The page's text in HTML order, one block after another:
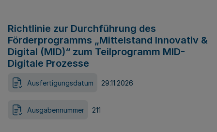
Richtlinie zur Durchführung des
Förderprogramms „Mittelstand Innovativ &
Digital (MID)“ zum Teilprogramm MID-
Digitale Prozesse
Ausfertigungsdatum 29.11.2026
Ausgabennummer 211